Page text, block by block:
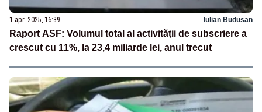
1 apr. 2025, 16:39 Iulian Budusan
Raport ASF: Volumul total al activităţii de subscriere a
crescut cu 11%, la 23,4 miliarde lei, anul trecut